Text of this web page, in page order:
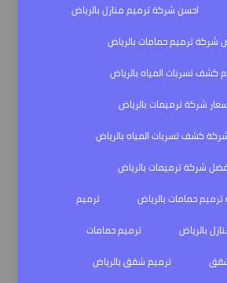
احسن شركة ترميم منازل بالرياض
شركة ترميم حمامات بالرياض
كشف تسربات المياه بالرياض
شركة ترميمات بالرياض
كشف تسربات المياه بالرياض
شركة ترميمات بالرياض
حمامات بالرياض
ترميم
بالرياض
ترميم حمامات
ترميم شقق بالرياض